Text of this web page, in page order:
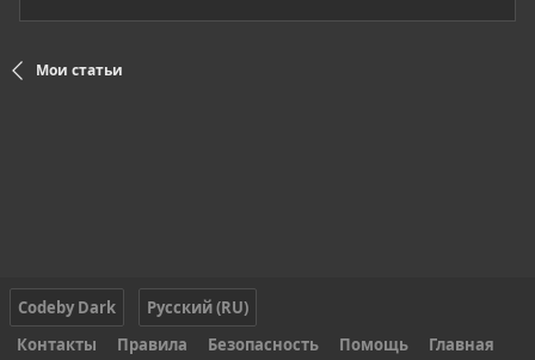
Мои статьи
Codeby Dark
Русский (RU)
Контакты
Правила Безопасность Помощь Главная